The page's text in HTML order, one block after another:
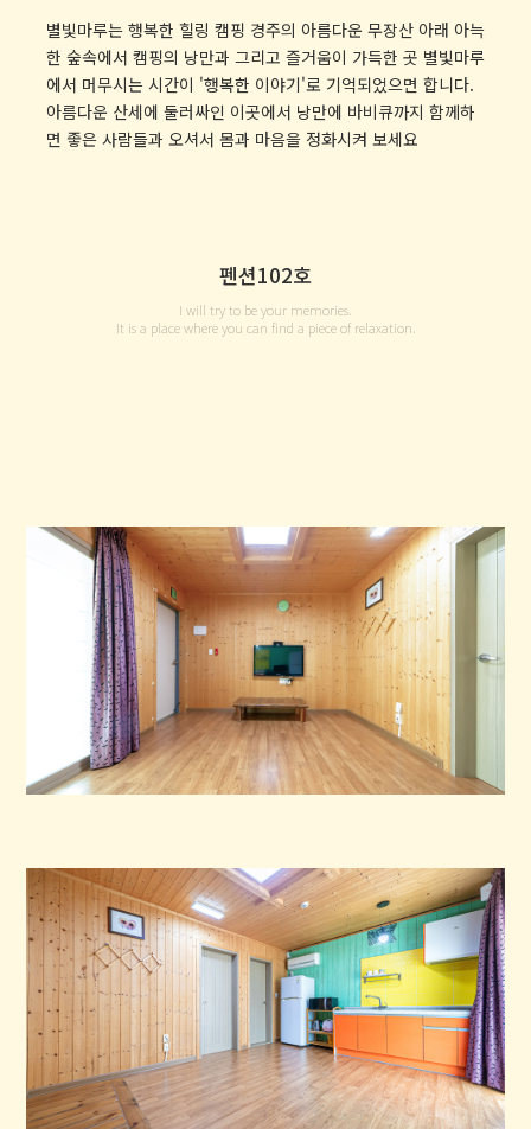
별빛마루는 행복한 힐링 캠핑 경주의 아름다운 무장산 아래 아늑
한 숲속에서 캠핑의 낭만과 그리고 즐거움이 가득한 곳 별빛마루
에서 머무시는 시간이 '행복한 이야기'로 기억되었으면 합니다.
아름다운 산세에 둘러싸인 이곳에서 낭만에 바비큐까지 함께하
면 좋은 사람들과 오셔서 몸과 마음을 정화시켜 보세요
펜션102호
I will try to be your memories.
It is a place where you can find a piece of relaxation.